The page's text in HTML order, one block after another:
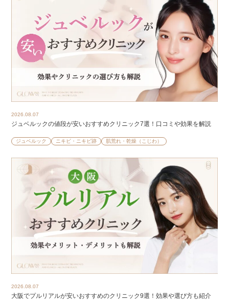
2026.08.07
ジュベルックの値段が安いおすすめクリニック7選！口コミや効果を解説
ジュベルック ニキビ・ニキビ跡 肌荒れ・乾燥（こじわ）
2026.08.07
大阪でプルリアルが安いおすすめのクリニック9選！効果や選び方も紹介